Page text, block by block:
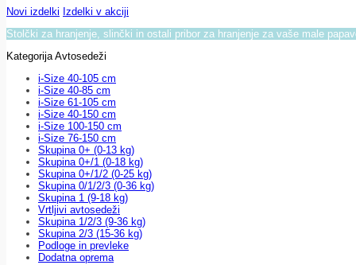
Novi izdelki Izdelki v akciji
Stolčki za hranjenje, slinčki in ostali pribor za hranjenje za vaše male
Kategorija Avtosedeži
i-Size 40-105 cm
i-Size 40-85 cm
i-Size 61-105 cm
i-Size 40-150 cm
i-Size 100-150 cm
i-Size 76-150 cm
Skupina 0+ (0-13 kg)
Skupina 0+/1 (0-18 kg)
Skupina 0+/1/2 (0-25 kg)
Skupina 0/1/2/3 (0-36 kg)
Skupina 1 (9-18 kg)
Vrtljivi avtosedeži
Skupina 1/2/3 (9-36 kg)
Skupina 2/3 (15-36 kg)
Podloge in prevleke
Dodatna oprema